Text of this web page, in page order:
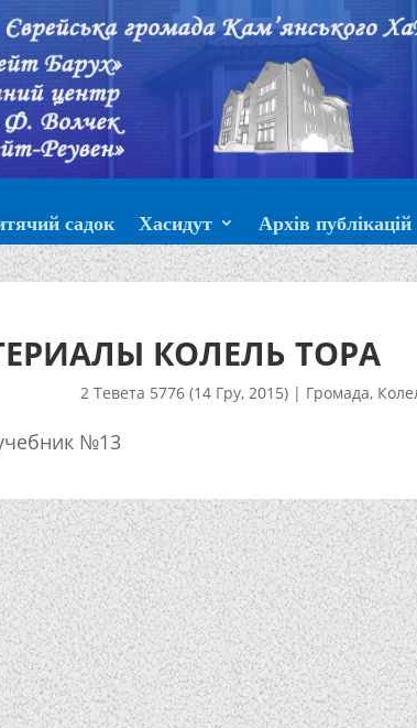
садок Хасидут Архів публікацій
КОЛЕЛЬ ТОРА
2 Тевета 5776 (14 Гру, 2015)| Громада,
№13